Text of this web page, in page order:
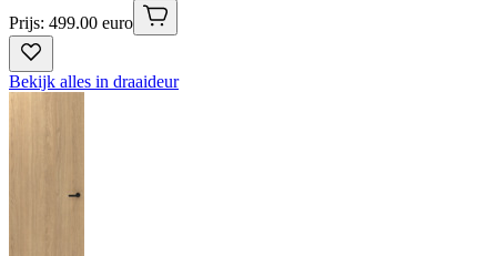
Prijs: 499.00 euro
Bekijk alles in draaideur